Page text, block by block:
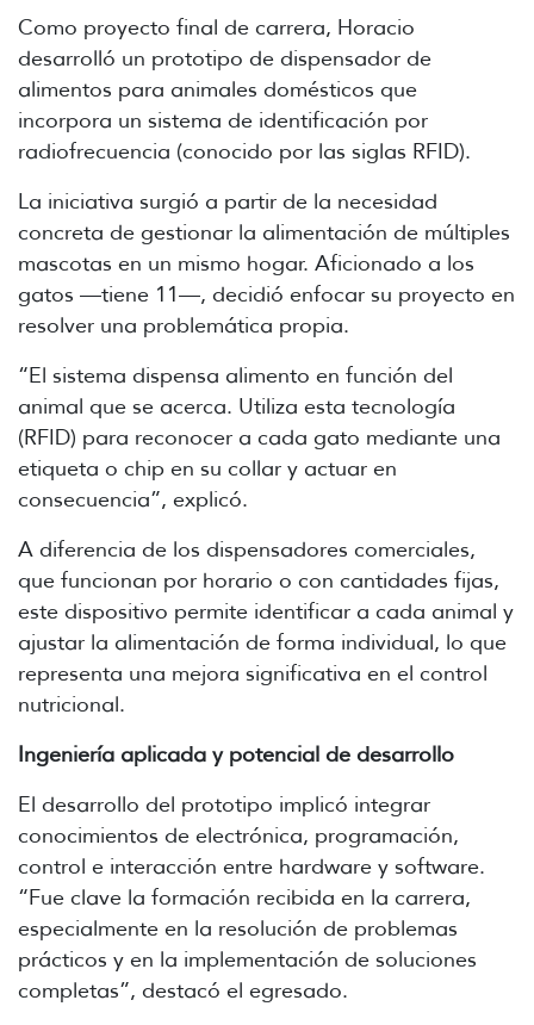
Como proyecto final de carrera, Horacio
desarrolló un prototipo de dispensador de
alimentos para animales domésticos que
incorpora un sistema de identificación por
radiofrecuencia (conocido por las siglas RFID).
La iniciativa surgió a partir de la necesidad
concreta de gestionar la alimentación de múltiples
mascotas en un mismo hogar. Aficionado a los
gatos —tiene 11—, decidió enfocar su proyecto en
resolver una problemática propia.
“El sistema dispensa alimento en función del
animal que se acerca. Utiliza esta tecnología
(RFID) para reconocer a cada gato mediante una
etiqueta o chip en su collar y actuar en
consecuencia”, explicó.
A diferencia de los dispensadores comerciales,
que funcionan por horario o con cantidades fijas,
este dispositivo permite identificar a cada animal y
ajustar la alimentación de forma individual, lo que
representa una mejora significativa en el control
nutricional.
Ingeniería aplicada y potencial de desarrollo
El desarrollo del prototipo implicó integrar
conocimientos de electrónica, programación,
control e interacción entre hardware y software.
“Fue clave la formación recibida en la carrera,
especialmente en la resolución de problemas
prácticos y en la implementación de soluciones
completas”, destacó el egresado.